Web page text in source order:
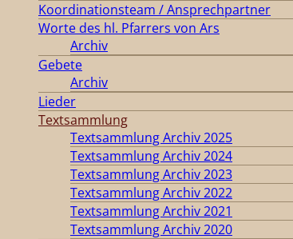
Koordinationsteam / Ansprechpartner
Worte des hl. Pfarrers von Ars
Archiv
Gebete
Archiv
Lieder
Textsammlung
Textsammlung Archiv 2025
Textsammlung Archiv 2024
Textsammlung Archiv 2023
Textsammlung Archiv 2022
Textsammlung Archiv 2021
Textsammlung Archiv 2020